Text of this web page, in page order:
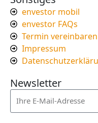
envestor mobil
envestor FAQs
Termin vereinbaren
Impressum
Newsletter